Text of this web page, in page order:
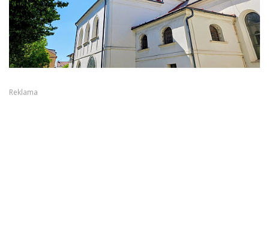
Reklama